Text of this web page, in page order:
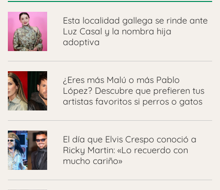
Esta localidad gallega se rinde ante
Luz Casal y la nombra hija
adoptiva
¿Eres más Malú o más Pablo
López? Descubre que prefieren tus
artistas favoritos si perros o gatos
El día que Elvis Crespo conoció a
Ricky Martin: «Lo recuerdo con
mucho cariño»